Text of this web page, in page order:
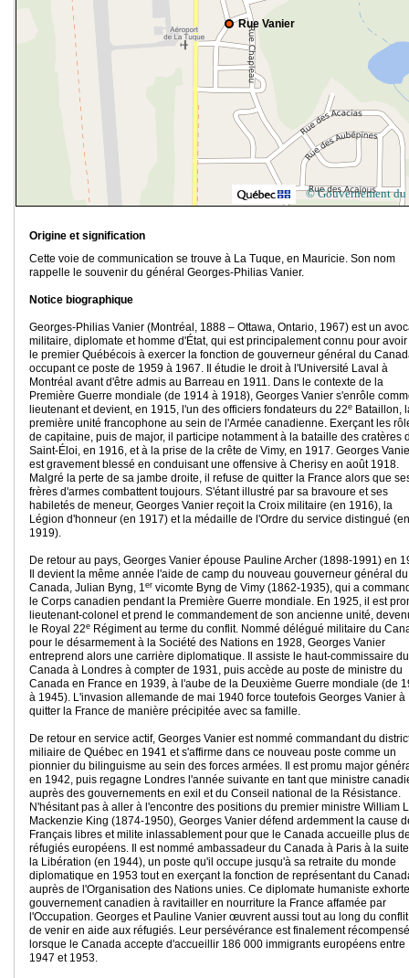
Rue Vanier
© Gouvernement du
Origine et signification
Cette voie de communication se trouve à La Tuque, en Mauricie. Son nom
rappelle le souvenir du général Georges-Philias Vanier.
Notice biographique
Georges-Philias Vanier (Montréal, 1888 – Ottawa, Ontario, 1967) est un
militaire, diplomate et homme d'État, qui est principalement connu pour avoir
le premier Québécois à exercer la fonction de gouverneur général du
occupant ce poste de 1959 à 1967. Il étudie le droit à l'Université Laval à
Montréal avant d'être admis au Barreau en 1911. Dans le contexte de la
Première Guerre mondiale (de 1914 à 1918), Georges Vanier s'enrôle
lieutenant et devient, en 1915, l'un des officiers fondateurs du 22e Bataillon,
première unité francophone au sein de l'Armée canadienne. Exerçant les
de capitaine, puis de major, il participe notamment à la bataille des cratères
Saint-Éloi, en 1916, et à la prise de la crête de Vimy, en 1917. Georges
est gravement blessé en conduisant une offensive à Cherisy en août 1918.
Malgré la perte de sa jambe droite, il refuse de quitter la France alors que
frères d'armes combattent toujours. S'étant illustré par sa bravoure et ses
habiletés de meneur, Georges Vanier reçoit la Croix militaire (en 1916), la
Légion d'honneur (en 1917) et la médaille de l'Ordre du service distingué (en
1919).
De retour au pays, Georges Vanier épouse Pauline Archer (1898-1991) en
Il devient la même année l'aide de camp du nouveau gouverneur général du
Canada, Julian Byng, 1er vicomte Byng de Vimy (1862-1935), qui a
le Corps canadien pendant la Première Guerre mondiale. En 1925, il est
lieutenant-colonel et prend le commandement de son ancienne unité,
le Royal 22e Régiment au terme du conflit. Nommé délégué militaire du
pour le désarmement à la Société des Nations en 1928, Georges Vanier
entreprend alors une carrière diplomatique. Il assiste le haut-commissaire du
Canada à Londres à compter de 1931, puis accède au poste de ministre du
Canada en France en 1939, à l'aube de la Deuxième Guerre mondiale (de
à 1945). L'invasion allemande de mai 1940 force toutefois Georges Vanier à
quitter la France de manière précipitée avec sa famille.
De retour en service actif, Georges Vanier est nommé commandant du
miliaire de Québec en 1941 et s'affirme dans ce nouveau poste comme un
pionnier du bilinguisme au sein des forces armées. Il est promu major
en 1942, puis regagne Londres l'année suivante en tant que ministre
auprès des gouvernements en exil et du Conseil national de la Résistance.
N'hésitant pas à aller à l'encontre des positions du premier ministre William
Mackenzie King (1874-1950), Georges Vanier défend ardemment la cause
Français libres et milite inlassablement pour que le Canada accueille plus
réfugiés européens. Il est nommé ambassadeur du Canada à Paris à la
la Libération (en 1944), un poste qu'il occupe jusqu'à sa retraite du monde
diplomatique en 1953 tout en exerçant la fonction de représentant du
auprès de l'Organisation des Nations unies. Ce diplomate humaniste
gouvernement canadien à ravitailler en nourriture la France affamée par
l'Occupation. Georges et Pauline Vanier œuvrent aussi tout au long du
de venir en aide aux réfugiés. Leur persévérance est finalement
lorsque le Canada accepte d'accueillir 186 000 immigrants européens entre
1947 et 1953.